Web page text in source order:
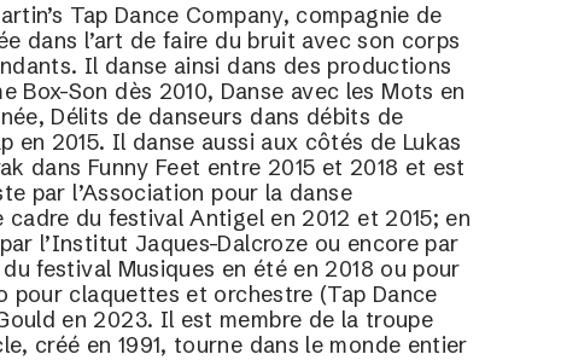
Tap Dance Company, compagnie de
dans l’art de faire du bruit avec son corps
Il danse ainsi dans des productions
Box-Son dès 2010, Danse avec les Mots en
Délits de danseurs dans débits de
en 2015. Il danse aussi aux côtés de Lukas
dans Funny Feet entre 2015 et 2018 et est
par l’Association pour la danse
cadre du festival Antigel en 2012 et 2015; en
l’Institut Jaques-Dalcroze ou encore par
du festival Musiques en été en 2018 ou pour
pour claquettes et orchestre (Tap Dance
en 2023. Il est membre de la troupe
créé en 1991, tourne dans le monde entier